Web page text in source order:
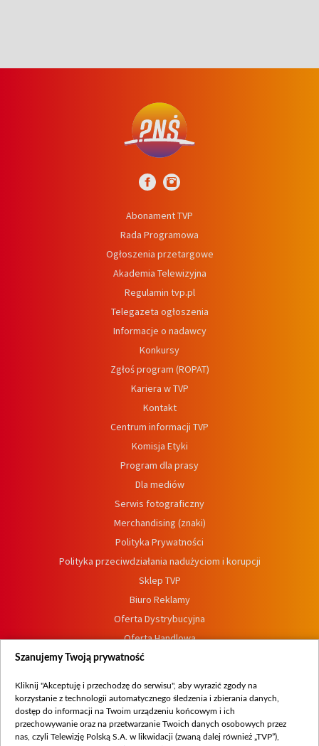
Abonament TVP
Rada Programowa
Ogłoszenia przetargowe
Akademia Telewizyjna
Regulamin tvp.pl
Telegazeta ogłoszenia
Informacje o nadawcy
Konkursy
Zgłoś program (ROPAT)
Kariera w TVP
Kontakt
Centrum informacji TVP
Komisja Etyki
Program dla prasy
Dla mediów
Serwis fotograficzny
Merchandising (znaki)
Polityka Prywatności
Polityka przeciwdziałania nadużyciom i korupcji
Sklep TVP
Biuro Reklamy
Oferta Dystrybucyjna
Oferta Handlowa
Dostępność
Procedura zgłoszeń wewnętrznych
Szanujemy Twoją prywatność
Kliknij "Akceptuję i przechodzę do serwisu", aby wyrazić zgody na
korzystanie z technologii automatycznego śledzenia i zbierania danych,
dostęp do informacji na Twoim urządzeniu końcowym i ich
przechowywanie oraz na przetwarzanie Twoich danych osobowych przez
nas, czyli Telewizję Polską S.A. w likwidacji (zwaną dalej również „TVP”),